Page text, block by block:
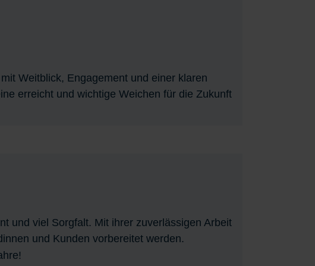
Weitblick, Engagement und einer klaren
erreicht und wichtige Weichen für die Zukunft
und viel Sorgfalt. Mit ihrer zuverlässigen Arbeit
und Kunden vorbereitet werden.